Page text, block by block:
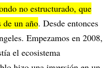
no estructurado, que
de un año. Desde entonces
Empezamos en 2008,
el ecosistema